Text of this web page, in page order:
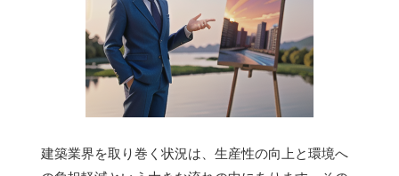
建築業界を取り巻く状況は、生産性の向上と環境へ